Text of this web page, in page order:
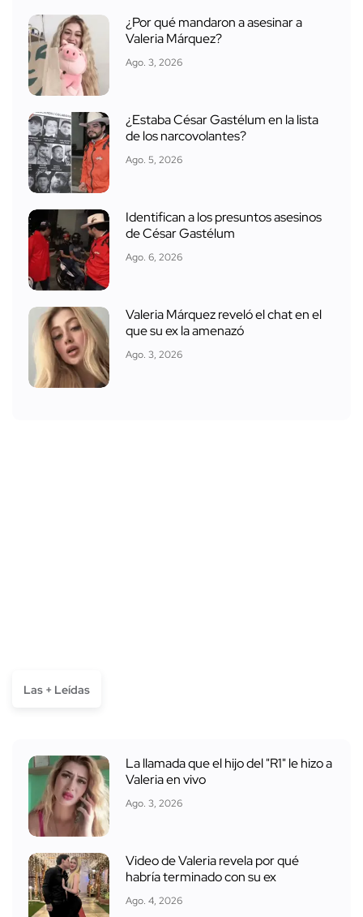
¿Por qué mandaron a asesinar a
Valeria Márquez?
Ago. 3, 2026
¿Estaba César Gastélum en la lista
de los narcovolantes?
Ago. 5, 2026
Identifican a los presuntos asesinos
de César Gastélum
Ago. 6, 2026
Valeria Márquez reveló el chat en el
que su ex la amenazó
Ago. 3, 2026
Las + Leídas
La llamada que el hijo del "R1" le hizo a
Valeria en vivo
Ago. 3, 2026
Video de Valeria revela por qué
habría terminado con su ex
Ago. 4, 2026